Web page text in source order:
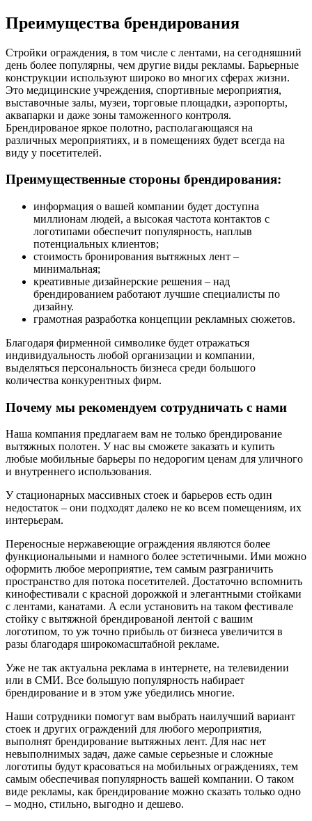
Преимущества брендирования
Стройки ограждения, в том числе с лентами, на сегодняшний
день более популярны, чем другие виды рекламы. Барьерные
конструкции используют широко во многих сферах жизни.
Это медицинские учреждения, спортивные мероприятия,
выставочные залы, музеи, торговые площадки, аэропорты,
аквапарки и даже зоны таможенного контроля.
Брендированое яркое полотно, располагающаяся на
различных мероприятиях, и в помещениях будет всегда на
виду у посетителей.
Преимущественные стороны брендирования:
информация о вашей компании будет доступна
миллионам людей, а высокая частота контактов с
логотипами обеспечит популярность, наплыв
потенциальных клиентов;
стоимость бронирования вытяжных лент –
минимальная;
креативные дизайнерские решения – над
брендированием работают лучшие специалисты по
дизайну.
грамотная разработка концепции рекламных сюжетов.
Благодаря фирменной символике будет отражаться
индивидуальность любой организации и компании,
выделяться персональность бизнеса среди большого
количества конкурентных фирм.
Почему мы рекомендуем сотрудничать с нами
Наша компания предлагаем вам не только брендирование
вытяжных полотен. У нас вы сможете заказать и купить
любые мобильные барьеры по недорогим ценам для уличного
и внутреннего использования.
У стационарных массивных стоек и барьеров есть один
недостаток – они подходят далеко не ко всем помещениям, их
интерьерам.
Переносные нержавеющие ограждения являются более
функциональными и намного более эстетичными. Ими можно
оформить любое мероприятие, тем самым разграничить
пространство для потока посетителей. Достаточно вспомнить
кинофестивали с красной дорожкой и элегантными стойками
с лентами, канатами. А если установить на таком фестивале
стойку с вытяжной брендированой лентой с вашим
логотипом, то уж точно прибыль от бизнеса увеличится в
разы благодаря широкомасштабной рекламе.
Уже не так актуальна реклама в интернете, на телевидении
или в СМИ. Все большую популярность набирает
брендирование и в этом уже убедились многие.
Наши сотрудники помогут вам выбрать наилучший вариант
стоек и других ограждений для любого мероприятия,
выполнят брендирование вытяжных лент. Для нас нет
невыполнимых задач, даже самые серьезные и сложные
логотипы будут красоваться на мобильных ограждениях, тем
самым обеспечивая популярность вашей компании. О таком
виде рекламы, как брендирование можно сказать только одно
– модно, стильно, выгодно и дешево.